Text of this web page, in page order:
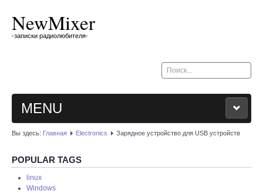
NewMixer
-записки радиолюбителя-
Искать...
MENU
BLOG
MY CAR
Вы здесь: Главная Electronics Зарядное устройство для USB устройств
POPULAR TAGS
linux
Windows